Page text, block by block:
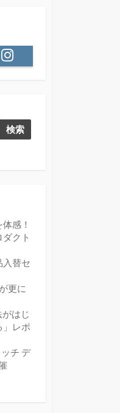
Instagram
検索
感！
クト
入替セ
更に
はじ
」レポ
チ デ